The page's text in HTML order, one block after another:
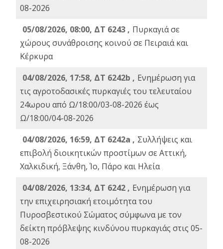
08-2026
05/08/2026, 08:00, ΔΤ 6243 , Πυρκαγιά σε
χώρους συνάθροισης κοινού σε Πειραιά και
Κέρκυρα
04/08/2026, 17:58, ΔΤ 6242b , Ενημέρωση για
τις αγροτοδασικές πυρκαγιές του τελευταίου
24ωρου από Ω/18:00/03-08-2026 έως
Ω/18:00/04-08-2026
04/08/2026, 16:59, ΔΤ 6242a , Συλλήψεις και
επιβολή διοικητικών προστίμων σε Αττική,
Χαλκιδική, Ξάνθη, Ίο, Πάρο και Ηλεία
04/08/2026, 13:34, ΔΤ 6242 , Ενημέρωση για
την επιχειρησιακή ετοιμότητα του
Πυροσβεστικού Σώματος σύμφωνα με τον
δείκτη πρόβλεψης κινδύνου πυρκαγιάς στις 05-
08-2026